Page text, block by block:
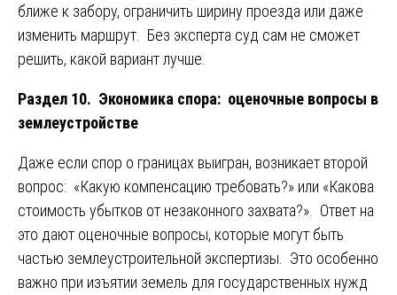
ближе к забору, ограничить ширину проезда или даже
изменить маршрут. Без эксперта суд сам не сможет
решить, какой вариант лучше.
Раздел 10. Экономика спора: оценочные вопросы в
землеустройстве
Даже если спор о границах выигран, возникает второй
вопрос: «Какую компенсацию требовать?» или «Какова
стоимость убытков от незаконного захвата?». Ответ на
это дают оценочные вопросы, которые могут быть
частью землеустроительной экспертизы. Это особенно
важно при изъятии земель для государственных нужд